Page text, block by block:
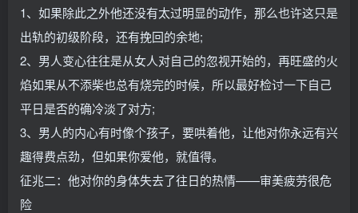
1、如果除此之外他还没有太过明显的动作，那么也许这只是
出轨的初级阶段，还有挽回的余地;
2、男人变心往往是从女人对自己的忽视开始的，再旺盛的火
焰如果从不添柴也总有烧完的时候，所以最好检讨一下自己
平日是否的确冷淡了对方;
3、男人的内心有时像个孩子，要哄着他，让他对你永远有兴
趣得费点劲，但如果你爱他，就值得。
征兆二：他对你的身体失去了往日的热情——审美疲劳很危
险